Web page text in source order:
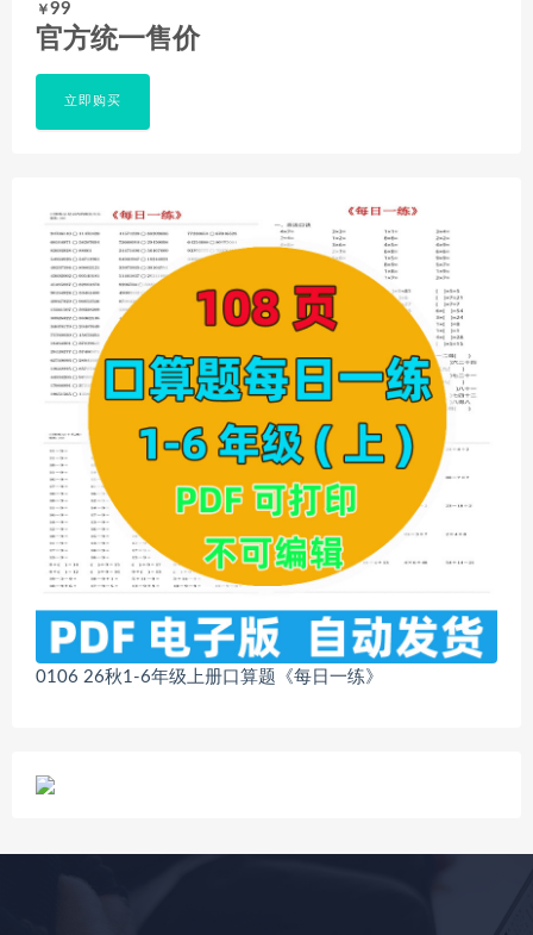
￥99
官方统一售价
立即购买
0106 26秋1-6年级上册口算题《每日一练》